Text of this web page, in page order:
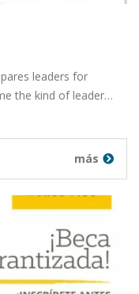
leaders for
the kind of leader…
más